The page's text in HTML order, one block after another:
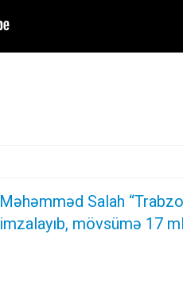
Məhəmməd Salah
imzalayıb, mövsümə 17